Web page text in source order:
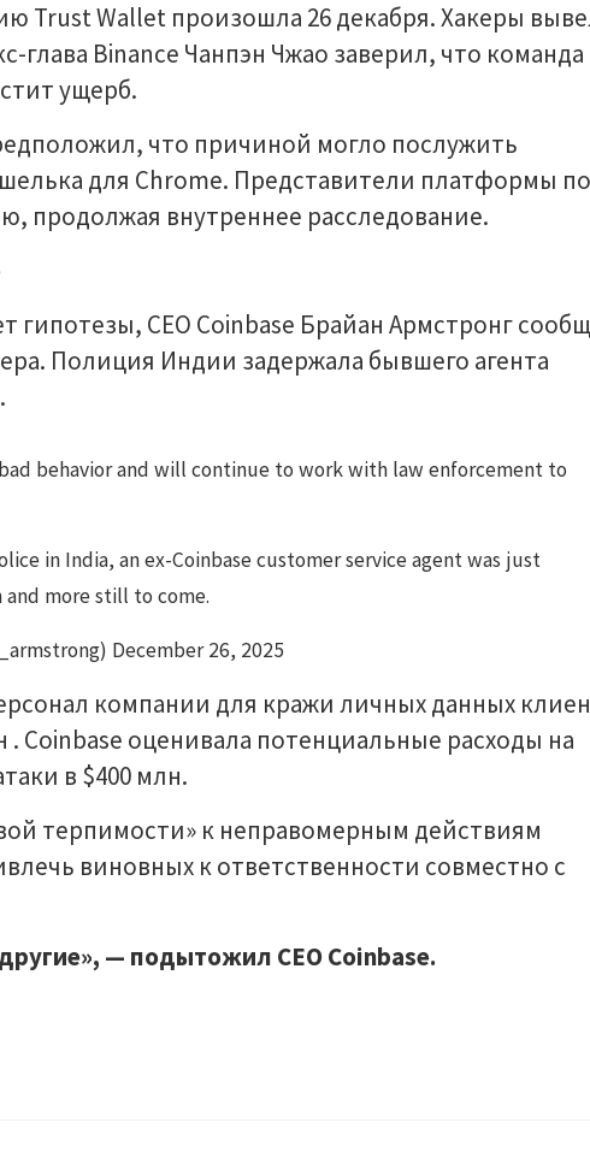
Trust Wallet произошла 26 декабря. Хакеры
глава Binance Чанпэн Чжао заверил, что команда
ущерб.
что причиной могло послужить
для Chrome. Представители платформы
продолжая внутреннее расследование.
гипотезы, CEO Coinbase Брайан Армстронг
Полиция Индии задержала бывшего агента
behavior and will continue to work with law enforcement to
in India, an ex-Coinbase customer service agent was just
more still to come.
December 26, 2025
компании для кражи личных данных
. Coinbase оценивала потенциальные расходы на
в $400 млн.
терпимости» к неправомерным действиям
виновных к ответственности совместно с
— подытожил CEO Coinbase.